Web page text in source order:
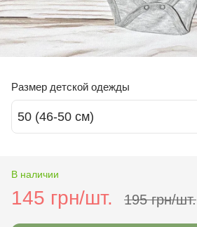
Размер детской одежды
50 (46-50 см)
В наличии
145 грн/шт. 195 грн/шт.